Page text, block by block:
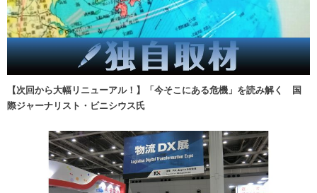
【次回から大幅リニューアル！】「今そこにある危機」を読み解く 国
際ジャーナリスト・ビニシウス氏